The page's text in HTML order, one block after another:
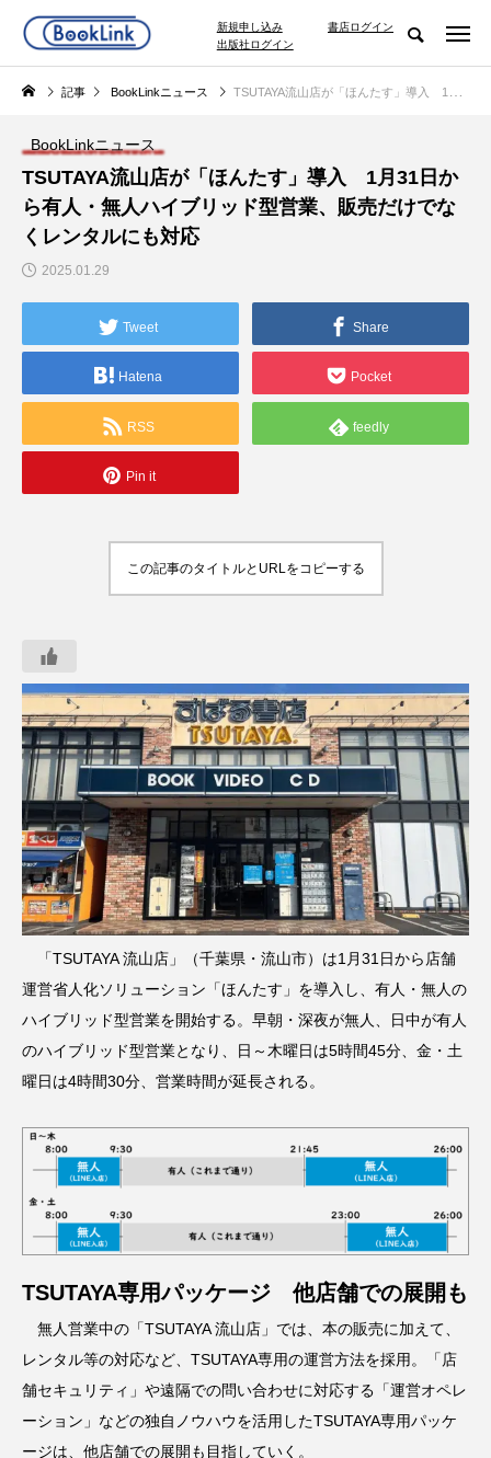
新規申し込み
書店ログイン
出版社ログイン
記事 BookLinkニュース TSUTAYA流山店が「ほんたす」導入 1月31日から有人・無人ハイブリッド型営業、販売だけでなくレンタルにも対応
BookLinkニュース
TSUTAYA流山店が「ほんたす」導入 1月31日か
ら有人・無人ハイブリッド型営業、販売だけでな
くレンタルにも対応
2025.01.29
Tweet Share
Hatena Pocket
RSS feedly
Pin it
この記事のタイトルとURLをコピーする
「TSUTAYA 流山店」（千葉県・流山市）は1月31日から店舗
運営省人化ソリューション「ほんたす」を導入し、有人・無人の
ハイブリッド型営業を開始する。早朝・深夜が無人、日中が有人
のハイブリッド型営業となり、日～木曜日は5時間45分、金・土
曜日は4時間30分、営業時間が延長される。
TSUTAYA専用パッケージ 他店舗での展開も
無人営業中の「TSUTAYA 流山店」では、本の販売に加えて、
レンタル等の対応など、TSUTAYA専用の運営方法を採用。「店
舗セキュリティ」や遠隔での問い合わせに対応する「運営オペレ
ーション」などの独自ノウハウを活用したTSUTAYA専用パッケ
ージは、他店舗での展開も目指していく。